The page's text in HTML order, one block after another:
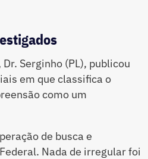
Serginho (PL), publicou
em que classifica o
como um
de busca e
Nada de irregular foi